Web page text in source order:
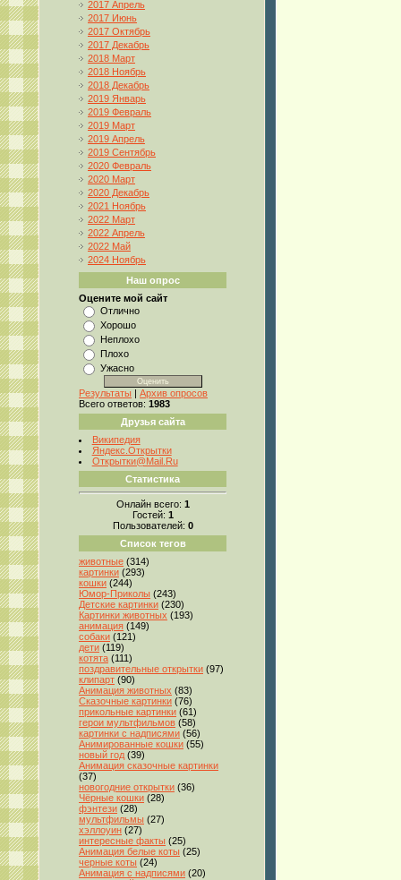
2017 Апрель
2017 Июнь
2017 Октябрь
2017 Декабрь
2018 Март
2018 Ноябрь
2018 Декабрь
2019 Январь
2019 Февраль
2019 Март
2019 Апрель
2019 Сентябрь
2020 Февраль
2020 Март
2020 Декабрь
2021 Ноябрь
2022 Март
2022 Апрель
2022 Май
2024 Ноябрь
Наш опрос
Оцените мой сайт
Отлично
Хорошо
Неплохо
Плохо
Ужасно
Результаты | Архив опросов
Всего ответов: 1983
Друзья сайта
Википедия
Яндекс.Открытки
Открытки@Mail.Ru
Статистика
Онлайн всего: 1
Гостей: 1
Пользователей: 0
Список тегов
животные (314)
картинки (293)
кошки (244)
Юмор-Приколы (243)
Детские картинки (230)
Картинки животных (193)
анимация (149)
собаки (121)
дети (119)
котята (111)
поздравительные открытки (97)
клипарт (90)
Анимация животных (83)
Сказочные картинки (76)
прикольные картинки (61)
герои мультфильмов (58)
картинки с надписями (56)
Анимированные кошки (55)
новый год (39)
Анимация сказочные картинки
(37)
новогодние открытки (36)
Чёрные кошки (28)
фэнтези (28)
мультфильмы (27)
хэллоуин (27)
интересные факты (25)
Анимация белые коты (25)
черные коты (24)
Анимация с надписями (20)